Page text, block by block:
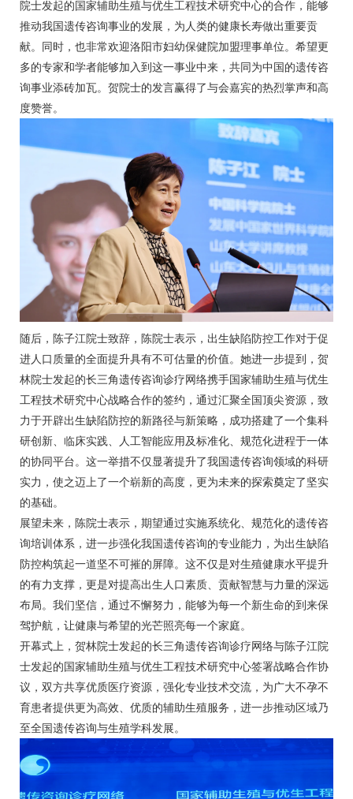
院士发起的国家辅助生殖与优生工程技术研究中心的合作，能够
推动我国遗传咨询事业的发展，为人类的健康长寿做出重要贡
献。同时，也非常欢迎洛阳市妇幼保健院加盟理事单位。希望更
多的专家和学者能够加入到这一事业中来，共同为中国的遗传咨
询事业添砖加瓦。贺院士的发言赢得了与会嘉宾的热烈掌声和高
度赞誉。
随后，陈子江院士致辞，陈院士表示，出生缺陷防控工作对于促
进人口质量的全面提升具有不可估量的价值。她进一步提到，贺
林院士发起的长三角遗传咨询诊疗网络携手国家辅助生殖与优生
工程技术研究中心战略合作的签约，通过汇聚全国顶尖资源，致
力于开辟出生缺陷防控的新路径与新策略，成功搭建了一个集科
研创新、临床实践、人工智能应用及标准化、规范化进程于一体
的协同平台。这一举措不仅显著提升了我国遗传咨询领域的科研
实力，使之迈上了一个崭新的高度，更为未来的探索奠定了坚实
的基础。
展望未来，陈院士表示，期望通过实施系统化、规范化的遗传咨
询培训体系，进一步强化我国遗传咨询的专业能力，为出生缺陷
防控构筑起一道坚不可摧的屏障。这不仅是对生殖健康水平提升
的有力支撑，更是对提高出生人口素质、贡献智慧与力量的深远
布局。我们坚信，通过不懈努力，能够为每一个新生命的到来保
驾护航，让健康与希望的光芒照亮每一个家庭。
开幕式上，贺林院士发起的长三角遗传咨询诊疗网络与陈子江院
士发起的国家辅助生殖与优生工程技术研究中心签署战略合作协
议，双方共享优质医疗资源，强化专业技术交流，为广大不孕不
育患者提供更为高效、优质的辅助生殖服务，进一步推动区域乃
至全国遗传咨询与生殖学科发展。